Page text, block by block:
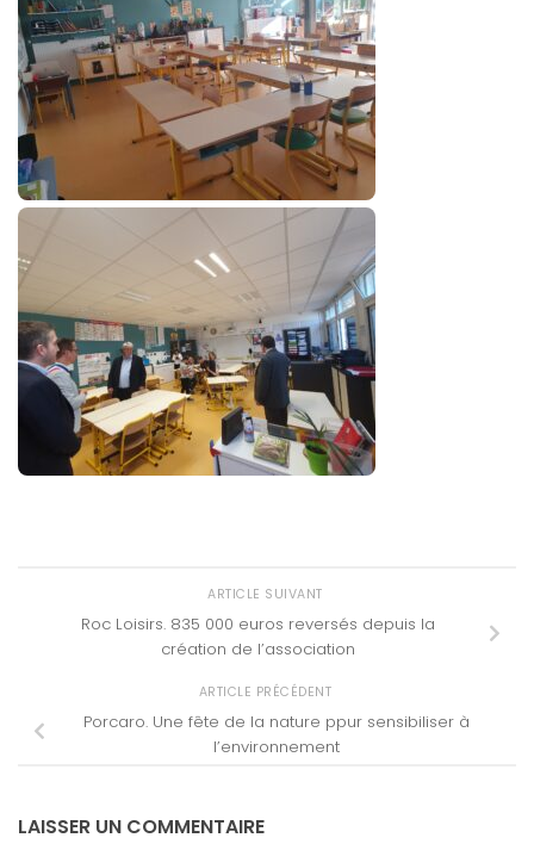
ARTICLE SUIVANT
Roc Loisirs. 835 000 euros reversés depuis la
création de l’association
ARTICLE PRÉCÉDENT
Porcaro. Une fête de la nature ppur sensibiliser à
l’environnement
LAISSER UN COMMENTAIRE